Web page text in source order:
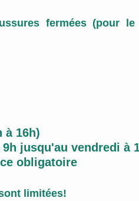
fermées (pour
à 16h)
jusqu'au vendredi à
obligatoire
limitées!